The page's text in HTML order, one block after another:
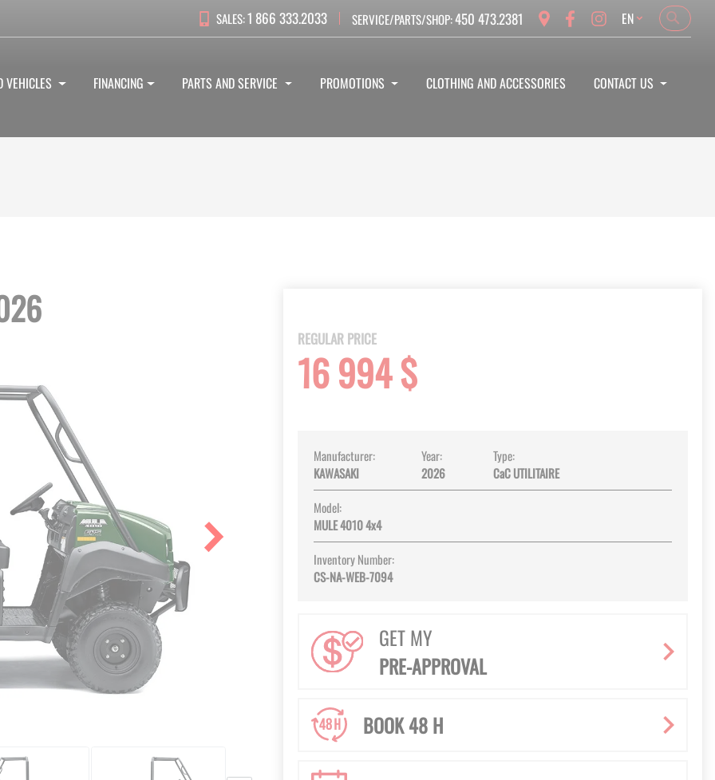
SALES:1 866 333.2033 SERVICE/PARTS/SHOP:450 473.2381
Search
Search
Language
EN
VEHICLES FINANCING PARTS AND SERVICE PROMOTIONS CLOTHING AND ACCESSORIES CONTACT US
REGULAR PRICE
16 994 $
Manufacturer:
KAWASAKI
Year:
2026
Type:
CaC UTILITAIRE
Model:
MULE 4010 4x4
Inventory Number:
CS-NA-WEB-7094
GET MY
PRE-APPROVAL
BOOK 48 H